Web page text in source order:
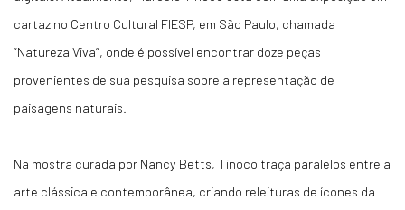
cartaz no Centro Cultural FIESP, em São Paulo, chamada
“Natureza Viva”, onde é possível encontrar doze peças
provenientes de sua pesquisa sobre a representação de
paisagens naturais.
Na mostra curada por Nancy Betts, Tinoco traça paralelos entre a
arte clássica e contemporânea, criando releituras de ícones da